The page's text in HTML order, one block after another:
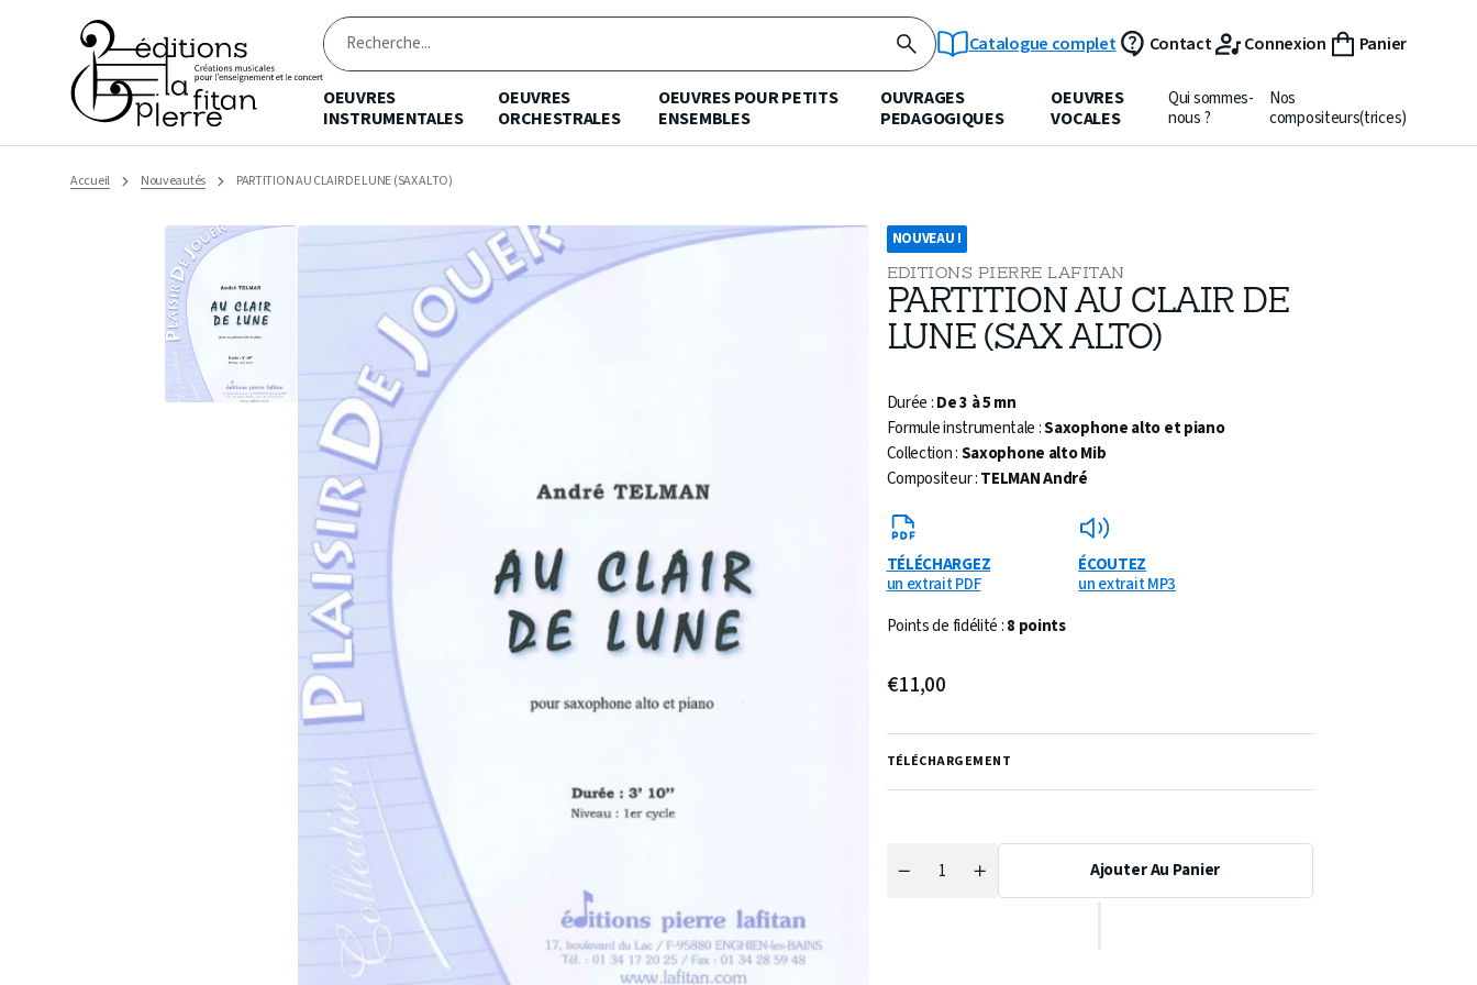
Recherche Catalogue complet Contact Connexion Panier
OEUVRES
INSTRUMENTALES
OEUVRES
ORCHESTRALES
OEUVRES POUR PETITS
ENSEMBLES
OUVRAGES
PEDAGOGIQUES
OEUVRES
VOCALES
Qui sommes-
nous ?
Nos
compositeurs(trices)
Accueil Nouveautés PARTITION AU CLAIR DE LUNE (SAX ALTO)
Ouvrir
dans
la
NOUVEAU !
EDITIONS PIERRE LAFITAN
PARTITION AU CLAIR DE
LUNE (SAX ALTO)
Durée :De 3 à 5 mn
Formule instrumentale :Saxophone alto et piano
Collection :Saxophone alto Mib
Compositeur :TELMAN André
TÉLÉCHARGEZ
un extrait PDF
ÉCOUTEZ
un extrait MP3
Points de fidélité :8 points
Prix
€11,00
TÉLÉCHARGEMENT
Réduire
Quantité
Augmenter
Ajouter Au Panier